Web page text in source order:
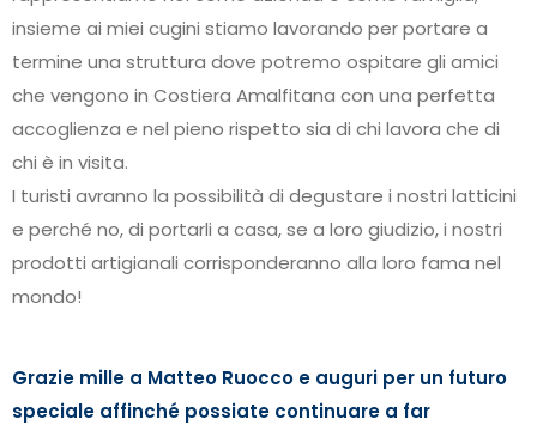
insieme ai miei cugini stiamo lavorando per portare a
termine una struttura dove potremo ospitare gli amici
che vengono in Costiera Amalfitana con una perfetta
accoglienza e nel pieno rispetto sia di chi lavora che di
chi è in visita.
I turisti avranno la possibilità di degustare i nostri latticini
e perché no, di portarli a casa, se a loro giudizio, i nostri
prodotti artigianali corrisponderanno alla loro fama nel
mondo!
Grazie mille a Matteo Ruocco e auguri per un futuro
speciale affinché possiate continuare a far